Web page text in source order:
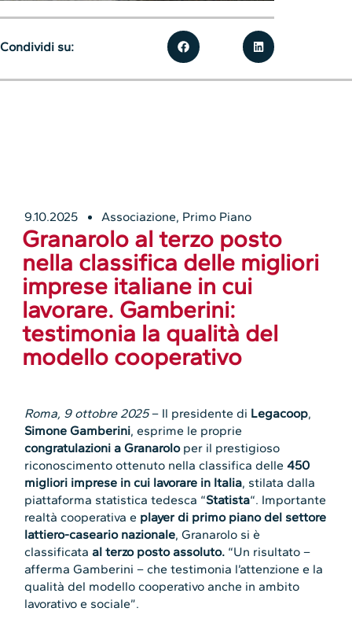
9.10.2025 Associazione, Primo Piano
Granarolo al terzo posto
nella classifica delle migliori
imprese italiane in cui
lavorare. Gamberini:
testimonia la qualità del
modello cooperativo
Roma, 9 ottobre 2025– Il presidente di Legacoop,
Simone Gamberini, esprime le proprie
congratulazioni a Granaroloper il prestigioso
riconoscimento ottenuto nella classifica delle450
migliori imprese in cui lavorare in Italia, stilata dalla
piattaforma statistica tedesca “Statista“. Importante
realtà cooperativa e player di primo piano del settore
lattiero-caseario nazionale, Granarolo si è
classificataal terzo posto assoluto. “Un risultato –
afferma Gamberini – che testimonia l’attenzione e la
qualità del modello cooperativo anche in ambito
lavorativo e sociale”.
Condividi su: